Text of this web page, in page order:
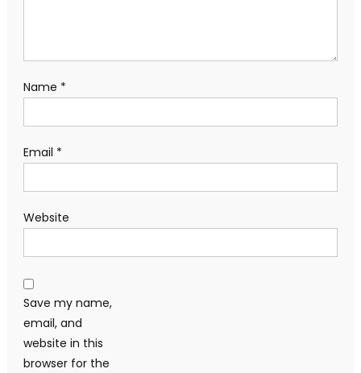
Name *
Email *
Website
Save my name,
email, and
website in this
browser for the